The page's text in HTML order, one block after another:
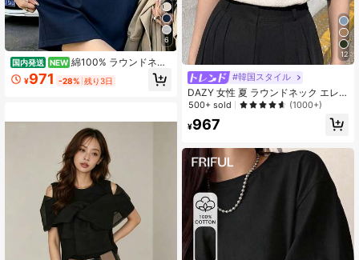
6
国内発送 NEW 綿100% ラウンドネッ
ク 半袖Tシャツ レディース 夏服 おも
しろプリント おしゃれ ゆったり カ
¥971 -28% 残り3日
12
#韓国スタイル
DAZY 女性 夏 ラウンドネック エレ
ガント 通勤 多用途 ルーズ トップス
500+ sold (1000+)
¥967